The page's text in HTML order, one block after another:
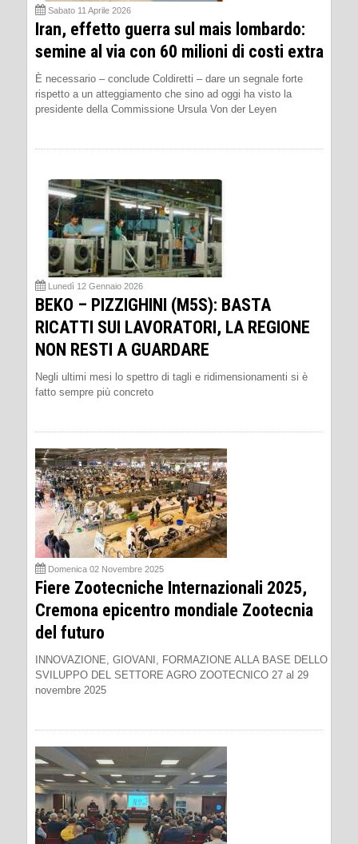
Sabato 11 Aprile 2026
Iran, effetto guerra sul mais lombardo:
semine al via con 60 milioni di costi extra
È necessario – conclude Coldiretti – dare un segnale forte
rispetto a un atteggiamento che sino ad oggi ha visto la
presidente della Commissione Ursula Von der Leyen
Lunedì 12 Gennaio 2026
BEKO – PIZZIGHINI (M5S): BASTA
RICATTI SUI LAVORATORI, LA REGIONE
NON RESTI A GUARDARE
Negli ultimi mesi lo spettro di tagli e ridimensionamenti si è
fatto sempre più concreto
Domenica 02 Novembre 2025
Fiere Zootecniche Internazionali 2025,
Cremona epicentro mondiale Zootecnia
del futuro
INNOVAZIONE, GIOVANI, FORMAZIONE ALLA BASE DELLO
SVILUPPO DEL SETTORE AGRO ZOOTECNICO 27 al 29
novembre 2025